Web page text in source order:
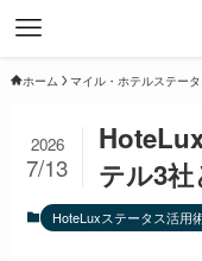
ホーム マイル・ホテルステー
テル3
2026
7/13
HoteLuxステータス活用